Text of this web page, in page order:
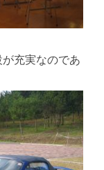
充実なのであ